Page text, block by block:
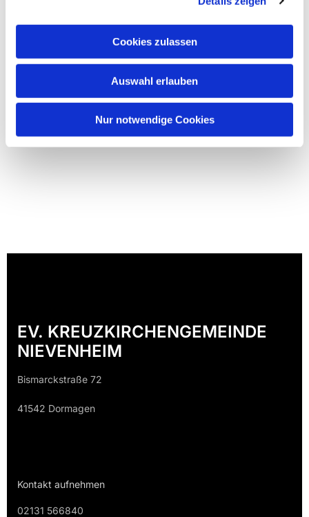
Cookies zulassen
Auswahl erlauben
Nur notwendige Cookies
EV. KREUZKIRCHENGEMEINDE
NIEVENHEIM
Bismarckstraße 72
41542 Dormagen
Kontakt aufnehmen
02131 566840